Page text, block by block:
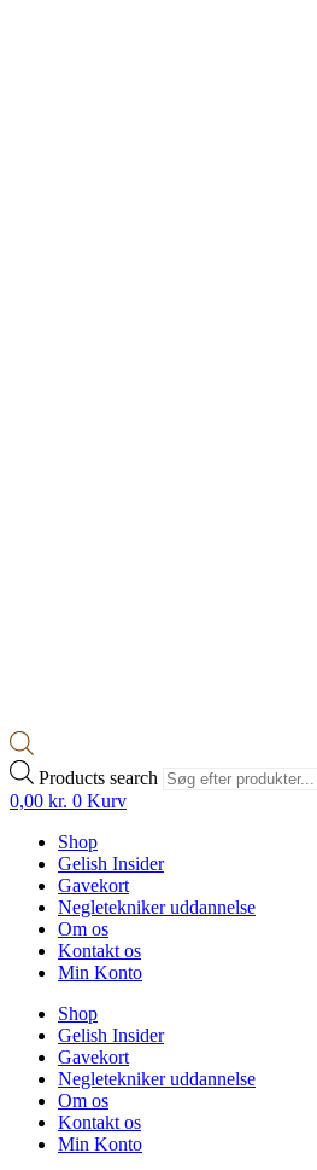
Products search
0,00 kr. 0 Kurv
Shop
Gelish Insider
Gavekort
Negletekniker uddannelse
Om os
Kontakt os
Min Konto
Shop
Gelish Insider
Gavekort
Negletekniker uddannelse
Om os
Kontakt os
Min Konto